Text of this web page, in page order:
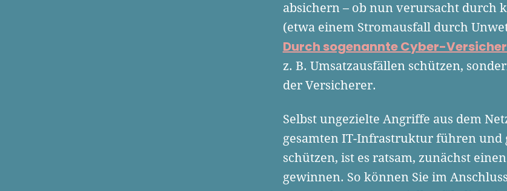
absichern – ob nun verursacht
(etwa einem Stromausfall durch
Durch sogenannte Cyber-
z. B. Umsatzausfällen schützen,
der Versicherer.
Selbst ungezielte Angriffe aus dem
gesamten IT-Infrastruktur führen und
schützen, ist es ratsam, zunächst
gewinnen. So können Sie im